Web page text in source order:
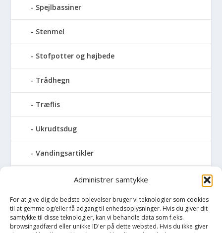
Administrer samtykke
For at give dig de bedste oplevelser bruger vi teknologier som cookies
til at gemme og/eller få adgang til enhedsoplysninger. Hvis du giver dit
samtykke til disse teknologier, kan vi behandle data som f.eks.
browsingadfærd eller unikke ID'er på dette websted. Hvis du ikke giver
Spejlbassiner
Stenmel
Stofpotter og højbede
Trådhegn
Træflis
Ukrudtsdug
Vandingsartikler
Vandslanger
Vildthegn
vækstdug